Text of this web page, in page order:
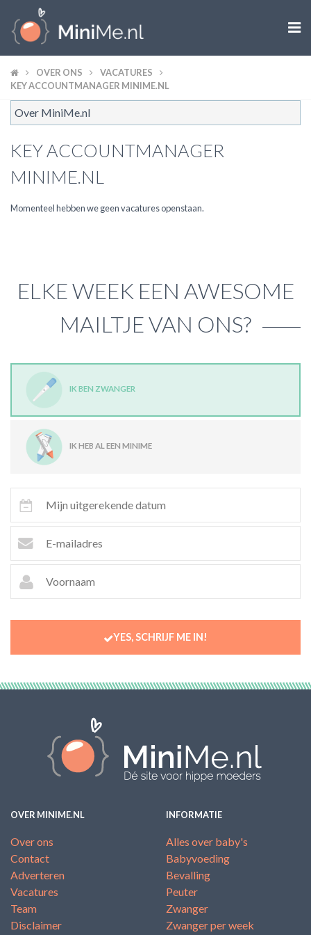

ZWANGER WORDEN
PEUTER
KIND
OVER ONS
VACATURES
KEY ACCOUNTMANAGER MINIME.NL
Over MiniMe.nl
KEY ACCOUNTMANAGER
MINIME.NL
Momenteel hebben we geen vacatures openstaan.
ELKE WEEK EEN AWESOME
MAILTJE VAN ONS?
IK BEN ZWANGER
IK HEB AL EEN MINIME
YES, SCHRIJF ME IN!
OVER MINIME.NL
Over ons
Contact
Adverteren
Vacatures
Team
Disclaimer
INFORMATIE
Alles over baby's
Babyvoeding
Bevalling
Peuter
Zwanger
Zwanger per week